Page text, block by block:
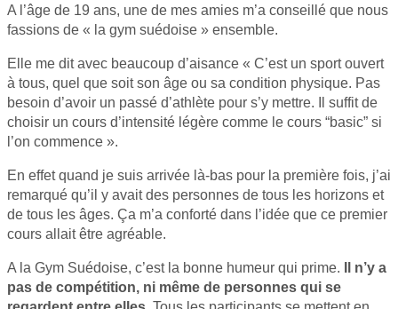
A l’âge de 19 ans, une de mes amies m’a conseillé que nous
fassions de « la gym suédoise » ensemble.
Elle me dit avec beaucoup d’aisance « C’est un sport ouvert
à tous, quel que soit son âge ou sa condition physique. Pas
besoin d’avoir un passé d’athlète pour s’y mettre. Il suffit de
choisir un cours d’intensité légère comme le cours “basic” si
l’on commence ».
En effet quand je suis arrivée là-bas pour la première fois, j’ai
remarqué qu’il y avait des personnes de tous les horizons et
de tous les âges. Ça m’a conforté dans l’idée que ce premier
cours allait être agréable.
A la Gym Suédoise, c’est la bonne humeur qui prime. Il n’y a
pas de compétition, ni même de personnes qui se